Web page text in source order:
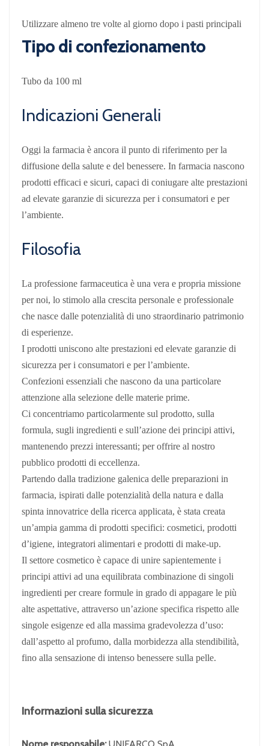
Utilizzare almeno tre volte al giorno dopo i pasti principali
Tipo di confezionamento
Tubo da 100 ml
Indicazioni Generali
Oggi la farmacia è ancora il punto di riferimento per la
diffusione della salute e del benessere. In farmacia nascono
prodotti efficaci e sicuri, capaci di coniugare alte prestazioni
ad elevate garanzie di sicurezza per i consumatori e per
l’ambiente.
Filosofia
La professione farmaceutica è una vera e propria missione
per noi, lo stimolo alla crescita personale e professionale
che nasce dalle potenzialità di uno straordinario patrimonio
di esperienze.
I prodotti uniscono alte prestazioni ed elevate garanzie di
sicurezza per i consumatori e per l’ambiente.
Confezioni essenziali che nascono da una particolare
attenzione alla selezione delle materie prime.
Ci concentriamo particolarmente sul prodotto, sulla
formula, sugli ingredienti e sull’azione dei principi attivi,
mantenendo prezzi interessanti; per offrire al nostro
pubblico prodotti di eccellenza.
Partendo dalla tradizione galenica delle preparazioni in
farmacia, ispirati dalle potenzialità della natura e dalla
spinta innovatrice della ricerca applicata, è stata creata
un’ampia gamma di prodotti specifici: cosmetici, prodotti
d’igiene, integratori alimentari e prodotti di make-up.
Il settore cosmetico è capace di unire sapientemente i
principi attivi ad una equilibrata combinazione di singoli
ingredienti per creare formule in grado di appagare le più
alte aspettative, attraverso un’azione specifica rispetto alle
singole esigenze ed alla massima gradevolezza d’uso:
dall’aspetto al profumo, dalla morbidezza alla stendibilità,
fino alla sensazione di intenso benessere sulla pelle.
Informazioni sulla sicurezza
Nome responsabile:UNIFARCO SpA